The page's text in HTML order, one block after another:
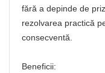
fără a depinde de
rezolvarea practică
consecventă.
Beneficii: